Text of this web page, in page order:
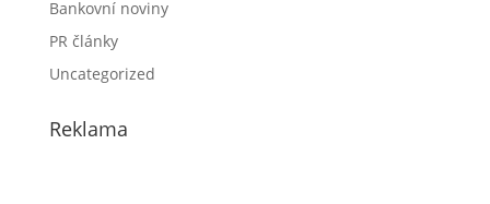
Bankovní noviny
PR články
Uncategorized
Reklama